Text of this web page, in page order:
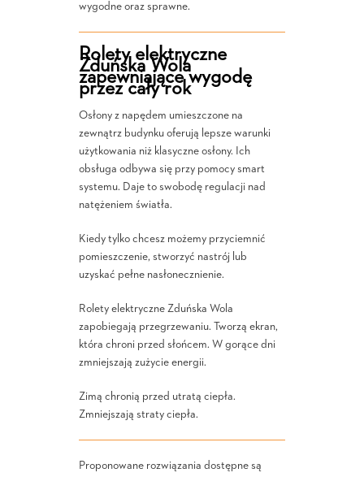
wygodne oraz sprawne.
Rolety elektryczne
Zduńska Wola
zapewniające wygodę
przez cały rok
Osłony z napędem umieszczone na
zewnątrz budynku oferują lepsze warunki
użytkowania niż klasyczne osłony. Ich
obsługa odbywa się przy pomocy smart
systemu. Daje to swobodę regulacji nad
natężeniem światła.
Kiedy tylko chcesz możemy przyciemnić
pomieszczenie, stworzyć nastrój lub
uzyskać pełne nasłonecznienie.
Rolety elektryczne Zduńska Wola
zapobiegają przegrzewaniu. Tworzą ekran,
która chroni przed słońcem. W gorące dni
zmniejszają zużycie energii.
Zimą chronią przed utratą ciepła.
Zmniejszają straty ciepła.
Proponowane rozwiązania dostępne są